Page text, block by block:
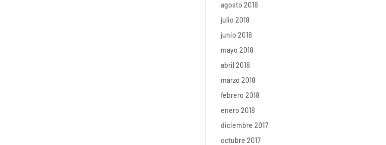
agosto 2018
julio 2018
junio 2018
mayo 2018
abril 2018
marzo 2018
febrero 2018
enero 2018
diciembre 2017
octubre 2017